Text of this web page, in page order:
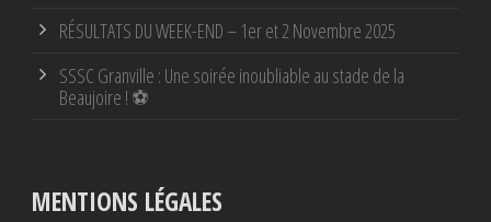
RÉSULTATS DU WEEK-END – 1er et 2 Novembre 2025
SSSC Granville : Une soirée inoubliable au stade de la
Beaujoire ! ⚽
MENTIONS LÉGALES